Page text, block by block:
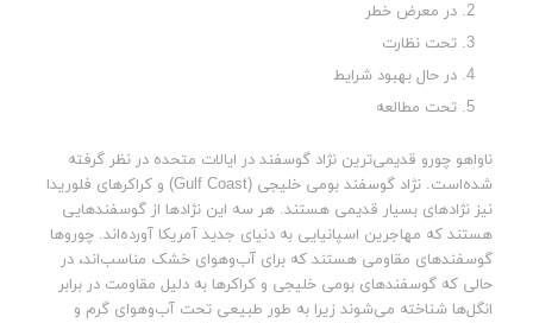
در معرض خطر
تحت نظارت
در حال بهبود شرایط
تحت مطالعه
ناواهو چورو قدیمی‌ترین نژاد گوسفند در ایالات متحده در نظر گرفته
شده‌است. نژاد گوسفند بومی خلیجی (Gulf Coast) و کراکرهای فلوریدا
نیز نژادهای بسیار قدیمی هستند. هر سه این نژادها از گوسفندهایی
هستند که مهاجرین اسپانیایی به دنیای جدید آمریکا آورده‌اند. چوروها
گوسفندهای مقاومی هستند که برای آب‌وهوای خشک مناسب‌اند، در
حالی که گوسفندهای بومی خلیجی و کراکرها به دلیل مقاومت در برابر
انگل‌ها شناخته می‌شوند زیرا به طور طبیعی تحت آب‌وهوای گرم و